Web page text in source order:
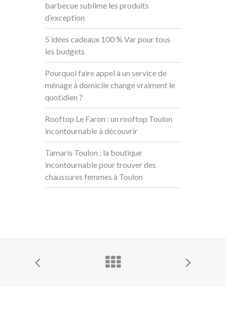
barbecue sublime les produits
d’exception
5 idées cadeaux 100 % Var pour tous
les budgets
Pourquoi faire appel à un service de
ménage à domicile change vraiment le
quotidien ?
Rooftop Le Faron : un rooftop Toulon
incontournable à découvrir
Tamaris Toulon : la boutique
incontournable pour trouver des
chaussures femmes à Toulon